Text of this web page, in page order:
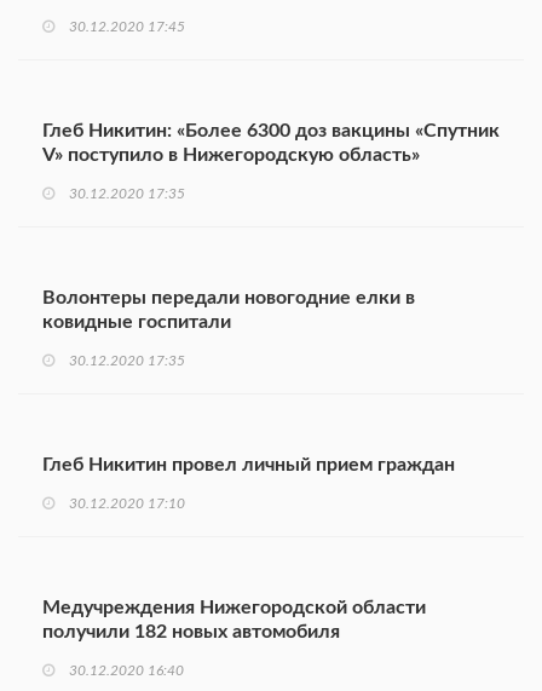
30.12.2020 17:45
Глеб Никитин: «Более 6300 доз вакцины «Спутник
V» поступило в Нижегородскую область»
30.12.2020 17:35
Волонтеры передали новогодние елки в
ковидные госпитали
30.12.2020 17:35
Глеб Никитин провел личный прием граждан
30.12.2020 17:10
Медучреждения Нижегородской области
получили 182 новых автомобиля
30.12.2020 16:40